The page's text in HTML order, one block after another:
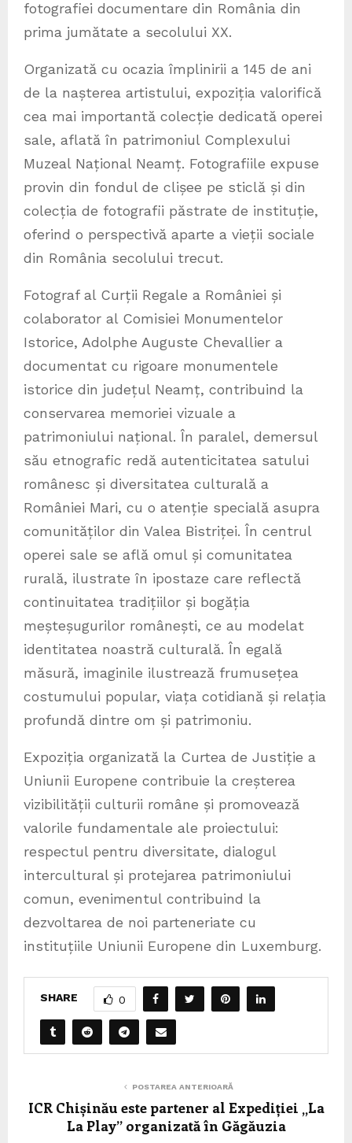
fotografiei documentare din România din
prima jumătate a secolului XX.
Organizată cu ocazia împlinirii a 145 de ani
de la nașterea artistului, expoziția valorifică
cea mai importantă colecție dedicată operei
sale, aflată în patrimoniul Complexului
Muzeal Național Neamț. Fotografiile expuse
provin din fondul de clișee pe sticlă și din
colecția de fotografii păstrate de instituție,
oferind o perspectivă aparte a vieții sociale
din România secolului trecut.
Fotograf al Curții Regale a României și
colaborator al Comisiei Monumentelor
Istorice, Adolphe Auguste Chevallier a
documentat cu rigoare monumentele
istorice din județul Neamț, contribuind la
conservarea memoriei vizuale a
patrimoniului național. În paralel, demersul
său etnografic redă autenticitatea satului
românesc și diversitatea culturală a
României Mari, cu o atenție specială asupra
comunităților din Valea Bistriței. În centrul
operei sale se află omul și comunitatea
rurală, ilustrate în ipostaze care reflectă
continuitatea tradițiilor și bogăția
meșteșugurilor românești, ce au modelat
identitatea noastră culturală. În egală
măsură, imaginile ilustrează frumusețea
costumului popular, viața cotidiană și relația
profundă dintre om și patrimoniu.
Expoziția organizată la Curtea de Justiție a
Uniunii Europene contribuie la creșterea
vizibilității culturii române și promovează
valorile fundamentale ale proiectului:
respectul pentru diversitate, dialogul
intercultural și protejarea patrimoniului
comun, evenimentul contribuind la
dezvoltarea de noi parteneriate cu
instituțiile Uniunii Europene din Luxemburg.
SHARE 0
POSTAREA ANTERIOARĂ
ICR Chișinău este partener al Expediției „La
La Play” organizată în Găgăuzia